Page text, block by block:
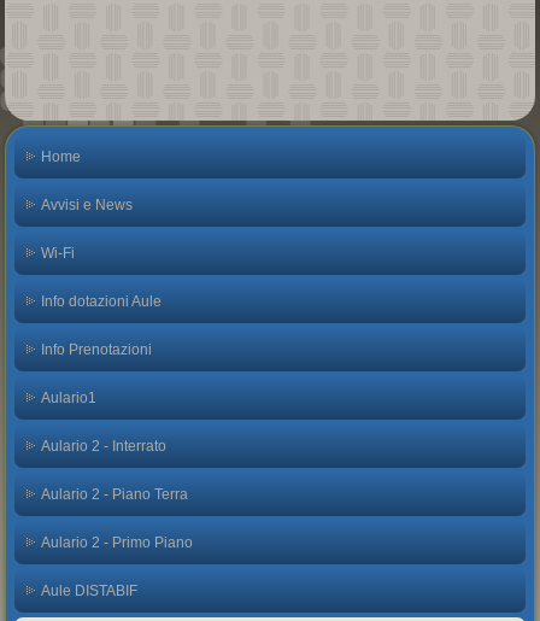
Home
Avvisi e News
Wi-Fi
Info dotazioni Aule
Info Prenotazioni
Aulario1
Aulario 2 - Interrato
Aulario 2 - Piano Terra
Aulario 2 - Primo Piano
Aule DISTABIF